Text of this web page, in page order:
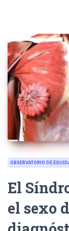
OBSERVATORIO DE
El
el sexo